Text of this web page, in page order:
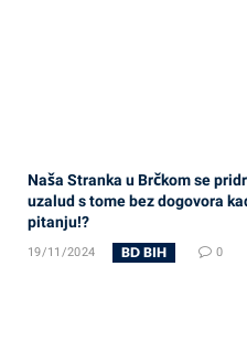
Naša Stranka u Brčkom se
uzalud s tome bez dogovora
pitanju!?
19/11/2024 BD BIH 0